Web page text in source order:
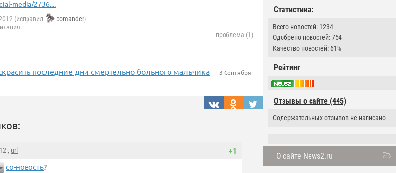
Статистика:
Всего новостей: 1234
Одобрено новостей: 754
Качество новостей: 61%
Рейтинг
Отзывы о сайте (445)
Содержательных отзывов не написано
О сайте News2.ru
media/2736....
(исправил comander)
проблема (1)
последние дни смертельно больного мальчика — 3 Сентября
+1
, url
со-новость?